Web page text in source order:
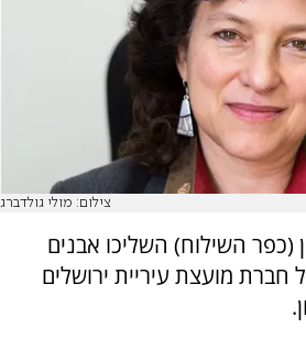
צילום: מולי גולדברג
(כפר השילוח) השליכו אבנים
מועצת עיריית ירושלים